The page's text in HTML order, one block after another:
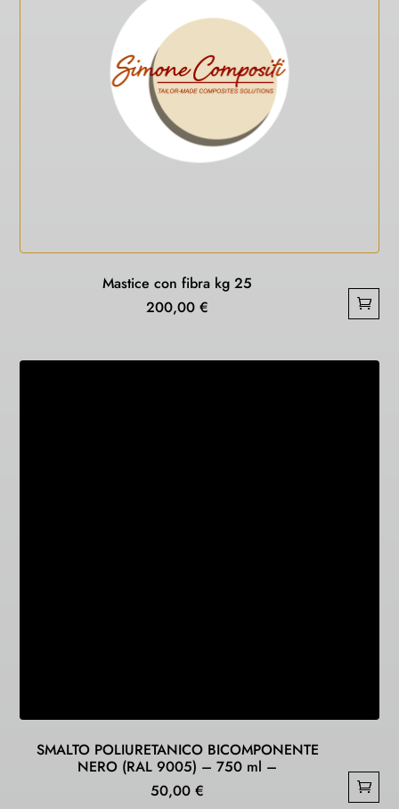
Mastice con fibra kg 25
200,00 €
SMALTO POLIURETANICO BICOMPONENTE
NERO (RAL 9005) – 750 ml –
50,00 €